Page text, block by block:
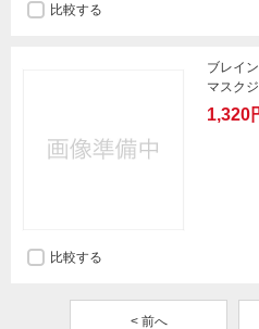
比較する
ブレイ
マスク
1,320
比較する
< 前へ